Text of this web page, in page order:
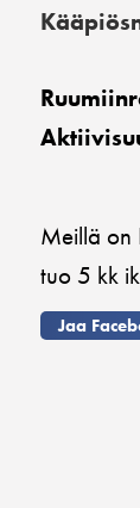
Meillä on
tuo 5 kk
Jaa